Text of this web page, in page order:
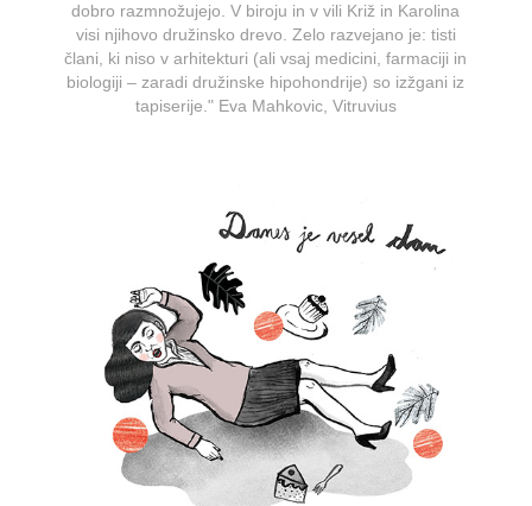
dobro razmnožujejo. V biroju in v vili Križ in Karolina
visi njihovo družinsko drevo. Zelo razvejano je: tisti
člani, ki niso v arhitekturi (ali vsaj medicini, farmaciji in
biologiji – zaradi družinske hipohondrije) so izžgani iz
tapiserije." Eva Mahkovic, Vitruvius